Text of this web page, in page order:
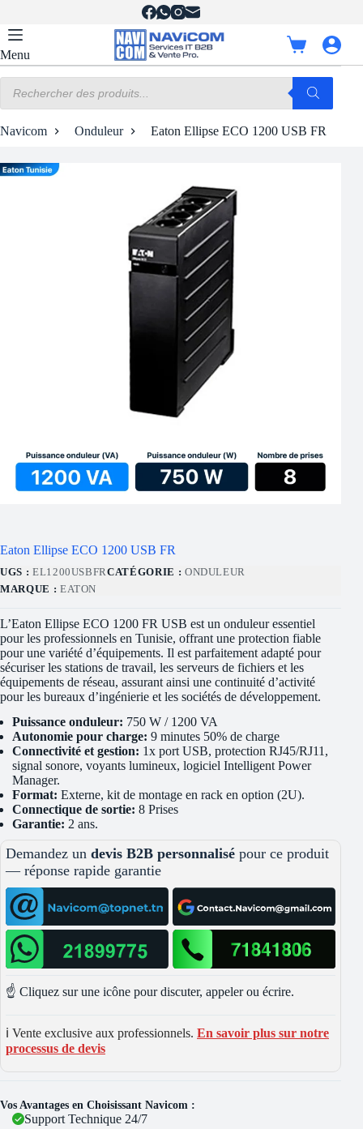
contenu
Menu
Panier
d’achat
produits
Navicom Onduleur Eaton Ellipse ECO 1200 USB FR
Eaton Ellipse ECO 1200 USB FR
UGS : EL1200USBFRCATÉGORIE : ONDULEUR
MARQUE : EATON
L’Eaton Ellipse ECO 1200 FR USB est un onduleur essentiel
pour les professionnels en Tunisie, offrant une protection fiable
pour une variété d’équipements. Il est parfaitement adapté pour
sécuriser les stations de travail, les serveurs de fichiers et les
équipements de réseau, assurant ainsi une continuité d’activité
pour les bureaux d’ingénierie et les sociétés de développement.
Puissance onduleur: 750 W / 1200 VA
Autonomie pour charge: 9 minutes 50% de charge
Connectivité et gestion: 1x port USB, protection RJ45/RJ11,
signal sonore, voyants lumineux, logiciel Intelligent Power
Manager.
Format: Externe, kit de montage en rack en option (2U).
Connectique de sortie: 8 Prises
Garantie: 2 ans.
Demandez un devis B2B personnalisé pour ce produit
— réponse rapide garantie
☝️ Cliquez sur une icône pour discuter, appeler ou écrire.
ℹ️ Vente exclusive aux professionnels. En savoir plus sur notre
processus de devis
Vos Avantages en Choisissant Navicom :
Support Technique 24/7